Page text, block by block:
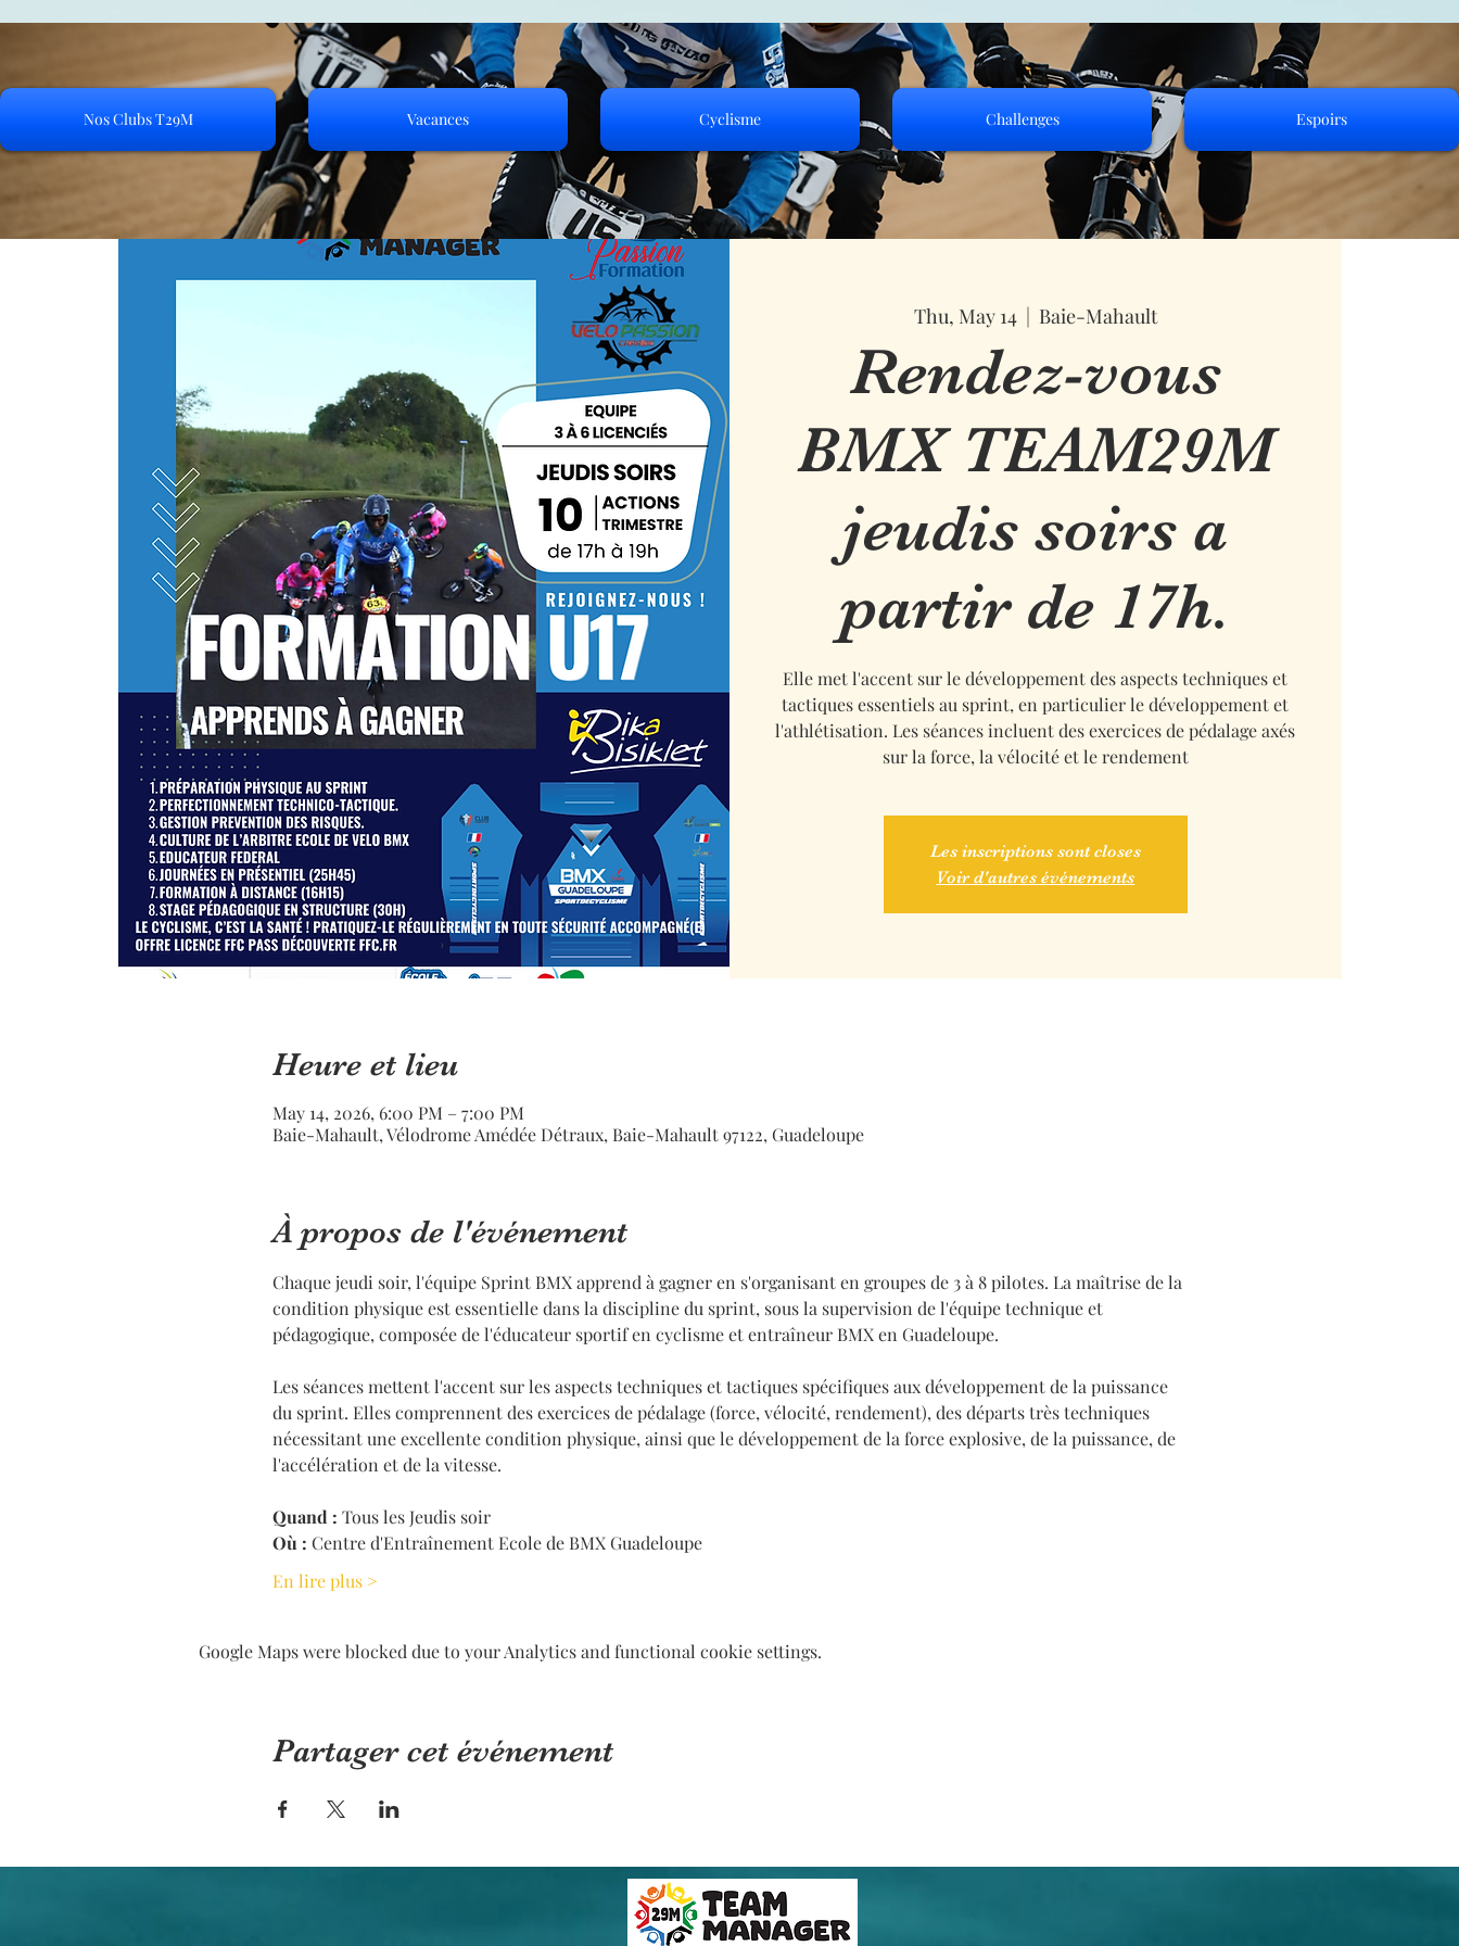
Nos Clubs T29M Vacances Cyclisme Challenges Espoirs
Thu, May 14
  |
Baie-Mahault
Rendez-vous
BMX TEAM29M
jeudis soirs a
partir de 17h.
Elle met l'accent sur le développement des aspects techniques et
tactiques essentiels au sprint, en particulier le développement et
l'athlétisation. Les séances incluent des exercices de pédalage axés
sur la force, la vélocité et le rendement
Les inscriptions sont closes
Voir d'autres événements
Heure et lieu
May 14, 2026, 6:00 PM – 7:00 PM
Baie-Mahault, Vélodrome Amédée Détraux, Baie-Mahault 97122, Guadeloupe
À propos de l'événement
Chaque jeudi soir, l'équipe Sprint BMX apprend à gagner en s'organisant en groupes de 3 à 8 pilotes. La maîtrise de la
condition physique est essentielle dans la discipline du sprint, sous la supervision de l'équipe technique et
pédagogique, composée de l'éducateur sportif en cyclisme et entraîneur BMX en Guadeloupe.
Les séances mettent l'accent sur les aspects techniques et tactiques spécifiques aux développement de la puissance
du sprint. Elles comprennent des exercices de pédalage (force, vélocité, rendement), des départs très techniques
nécessitant une excellente condition physique, ainsi que le développement de la force explosive, de la puissance, de
l'accélération et de la vitesse.
Quand : Tous les Jeudis soir
Où : Centre d'Entraînement Ecole de BMX Guadeloupe
En lire plus >
Google Maps were blocked due to your Analytics and functional cookie settings.
Partager cet événement